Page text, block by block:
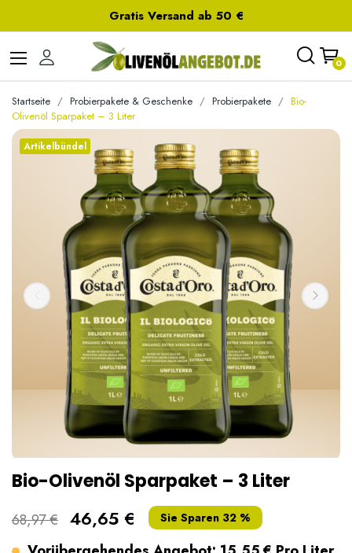
Gratis Versand ab 50 €
0
Startseite Probierpakete & Geschenke Probierpakete
Bio-
Olivenöl Sparpaket – 3 Liter
Artikelbündel
Bio-Olivenöl Sparpaket – 3 Liter
68,97 € 46,65 € Sie Sparen 32 %